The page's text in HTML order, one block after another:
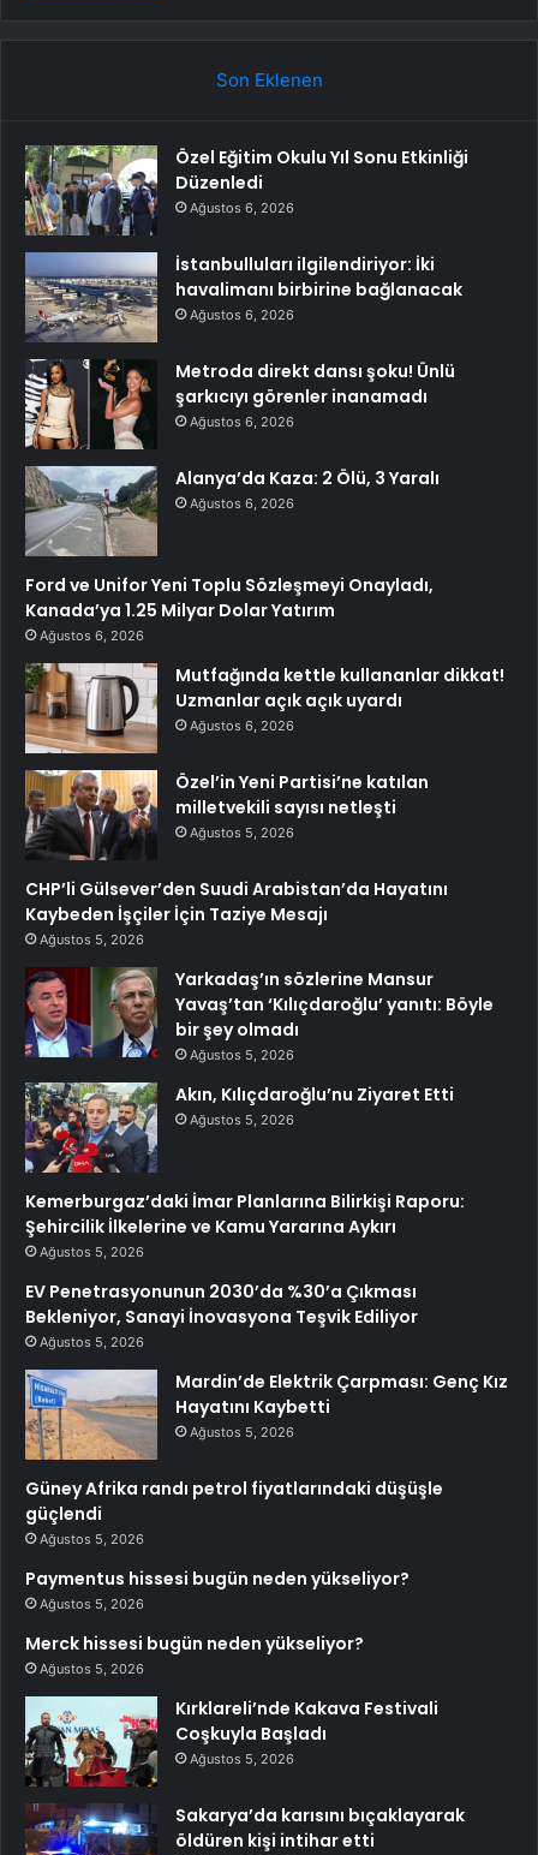
Son Eklenen
Özel Eğitim Okulu Yıl Sonu Etkinliği
Düzenledi
Ağustos 6, 2026
İstanbulluları ilgilendiriyor: İki
havalimanı birbirine bağlanacak
Ağustos 6, 2026
Metroda direkt dansı şoku! Ünlü
şarkıcıyı görenler inanamadı
Ağustos 6, 2026
Alanya’da Kaza: 2 Ölü, 3 Yaralı
Ağustos 6, 2026
Ford ve Unifor Yeni Toplu Sözleşmeyi Onayladı,
Kanada’ya 1.25 Milyar Dolar Yatırım
Ağustos 6, 2026
Mutfağında kettle kullananlar dikkat!
Uzmanlar açık açık uyardı
Ağustos 6, 2026
Özel’in Yeni Partisi’ne katılan
milletvekili sayısı netleşti
Ağustos 5, 2026
CHP’li Gülsever’den Suudi Arabistan’da Hayatını
Kaybeden İşçiler İçin Taziye Mesajı
Ağustos 5, 2026
Yarkadaş’ın sözlerine Mansur
Yavaş’tan ‘Kılıçdaroğlu’ yanıtı: Böyle
bir şey olmadı
Ağustos 5, 2026
Akın, Kılıçdaroğlu’nu Ziyaret Etti
Ağustos 5, 2026
Kemerburgaz’daki İmar Planlarına Bilirkişi Raporu:
Şehircilik İlkelerine ve Kamu Yararına Aykırı
Ağustos 5, 2026
EV Penetrasyonunun 2030’da %30’a Çıkması
Bekleniyor, Sanayi İnovasyona Teşvik Ediliyor
Ağustos 5, 2026
Mardin’de Elektrik Çarpması: Genç Kız
Hayatını Kaybetti
Ağustos 5, 2026
Güney Afrika randı petrol fiyatlarındaki düşüşle
güçlendi
Ağustos 5, 2026
Paymentus hissesi bugün neden yükseliyor?
Ağustos 5, 2026
Merck hissesi bugün neden yükseliyor?
Ağustos 5, 2026
Kırklareli’nde Kakava Festivali
Coşkuyla Başladı
Ağustos 5, 2026
Sakarya’da karısını bıçaklayarak
öldüren kişi intihar etti